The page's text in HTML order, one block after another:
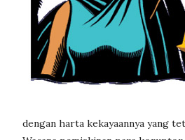
dengan harta kekayaannya yang